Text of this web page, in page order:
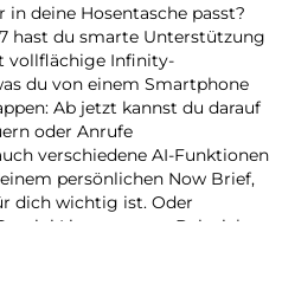
deine Hosentasche passt?
hast du smarte Unterstützung
vollflächige Infinity-
du von einem Smartphone
Ab jetzt kannst du darauf
oder Anrufe
verschiedene AI-Funktionen
persönlichen Now Brief,
dich wichtig ist. Oder
Live, um zum Beispiel